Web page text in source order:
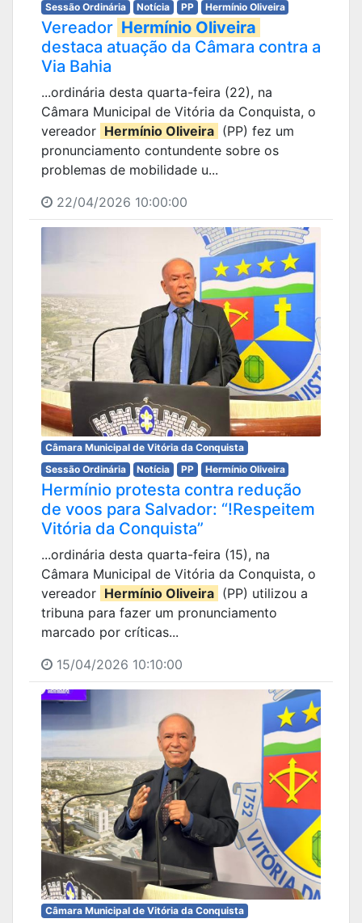
Sessão Ordinária
Notícia PP Hermínio Oliveira
Vereador Hermínio Oliveira
destaca atuação da Câmara contra a
Via Bahia
...ordinária desta quarta-feira (22), na
Câmara Municipal de Vitória da Conquista, o
vereador Hermínio Oliveira (PP) fez um
pronunciamento contundente sobre os
problemas de mobilidade u...
22/04/2026 10:00:00
Câmara Municipal de Vitória da Conquista
Sessão Ordinária
Notícia PP Hermínio Oliveira
Hermínio protesta contra redução
de voos para Salvador: “!Respeitem
Vitória da Conquista”
...ordinária desta quarta-feira (15), na
Câmara Municipal de Vitória da Conquista, o
vereador Hermínio Oliveira (PP) utilizou a
tribuna para fazer um pronunciamento
marcado por críticas...
15/04/2026 10:10:00
Câmara Municipal de Vitória da Conquista